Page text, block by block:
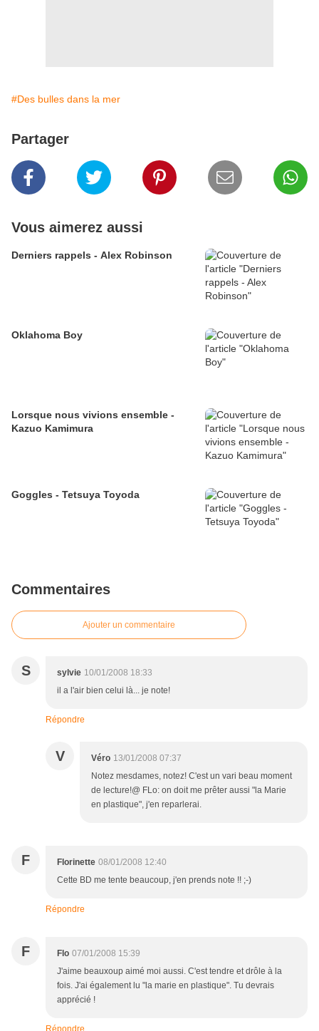
#Des bulles dans la mer
Partager
Vous aimerez aussi
Derniers rappels - Alex Robinson
Oklahoma Boy
Lorsque nous vivions ensemble -
Kazuo Kamimura
Goggles - Tetsuya Toyoda
Commentaires
Ajouter un commentaire
S sylvie 10/01/2008 18:33
il a l'air bien celui là... je note!
Répondre
V Véro 13/01/2008 07:37
Notez mesdames, notez! C'est un vari beau moment
de lecture!@ FLo: on doit me prêter aussi "la Marie
en plastique", j'en reparlerai.
F Florinette 08/01/2008 12:40
Cette BD me tente beaucoup, j'en prends note !! ;-)
Répondre
F Flo 07/01/2008 15:39
J'aime beauxoup aimé moi aussi. C'est tendre et drôle à la
fois. J'ai également lu "la marie en plastique". Tu devrais
apprécié !
Répondre